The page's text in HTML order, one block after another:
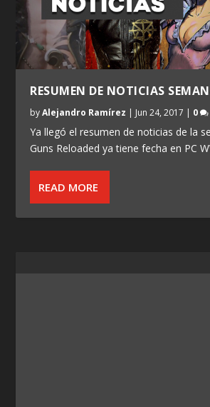
RESUMEN DE NOTICIAS
byAlejandro Ramírez | Jun 24, 2017 | 0
Ya llegó el resumen de noticias de la
Guns Reloaded ya tiene fecha en PC
READ MORE